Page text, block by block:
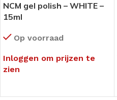
NCM gel polish – WHITE –
15ml
Op voorraad
Inloggen om prijzen te
zien